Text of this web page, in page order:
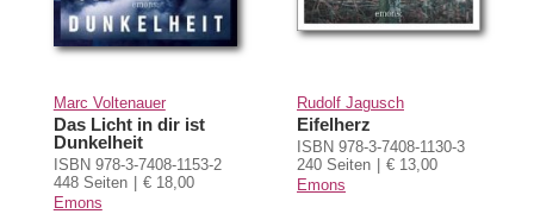
Marc Voltenauer
Das Licht in dir ist
Dunkelheit
ISBN 978-3-7408-1153-2
448 Seiten
€ 18,00
Emons
Rudolf Jagusch
Eifelherz
ISBN 978-3-7408-1130-3
240 Seiten
€ 13,00
Emons